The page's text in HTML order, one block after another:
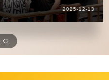
2025-12-13